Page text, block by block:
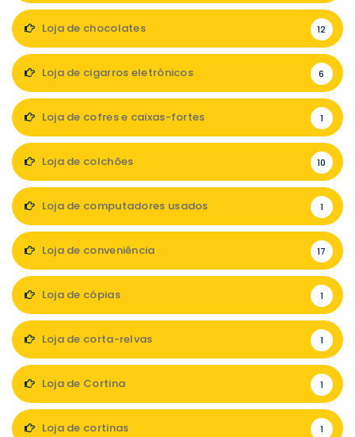
Loja de chocolates 12
Loja de cigarros eletrónicos 6
Loja de cofres e caixas-fortes 1
Loja de colchões 10
Loja de computadores usados 1
Loja de conveniência 17
Loja de cópias 1
Loja de corta-relvas 1
Loja de Cortina 1
Loja de cortinas 1